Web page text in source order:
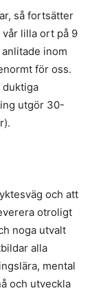
så fortsätter
lilla ort på 9
inom
för oss.
duktiga
utgör 30-
och att
otroligt
noga utvalt
alla
mental
och utveckla